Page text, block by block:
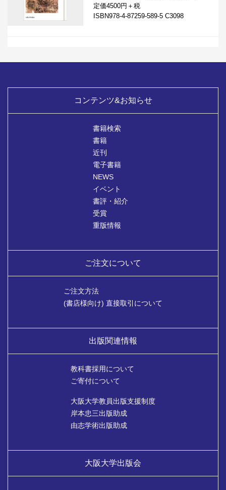
定価4500円＋税
ISBN978-4-87259-589-5 C3098
コンテンツ&お知らせ
書籍検索
書籍
近刊
電子書籍
NEWS
イベント
書評・紹介
受賞
重版情報
ご注文について
ご注文方法
(書店様向け) 直接取引について
出版関連情報
教科書採用について
ご寄付について
大阪大学教員出版支援制度
岸本忠三出版助成
由志学術出版助成
大阪大学出版会